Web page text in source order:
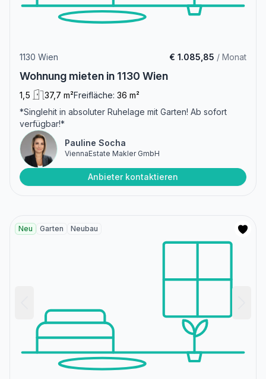
1130 Wien € 1.085,85 / Monat
Wohnung mieten in 1130 Wien
1,5 37,7 m²Freifläche: 36 m²
*Singlehit in absoluter Ruhelage mit Garten! Ab sofort
verfügbar!*
Pauline Socha
ViennaEstate Makler GmbH
Anbieter kontaktieren
Neu Garten Neubau